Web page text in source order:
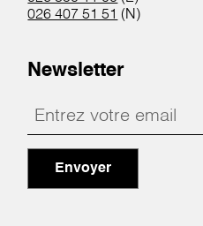
026 407 51 51 (N)
Newsletter
Envoyer